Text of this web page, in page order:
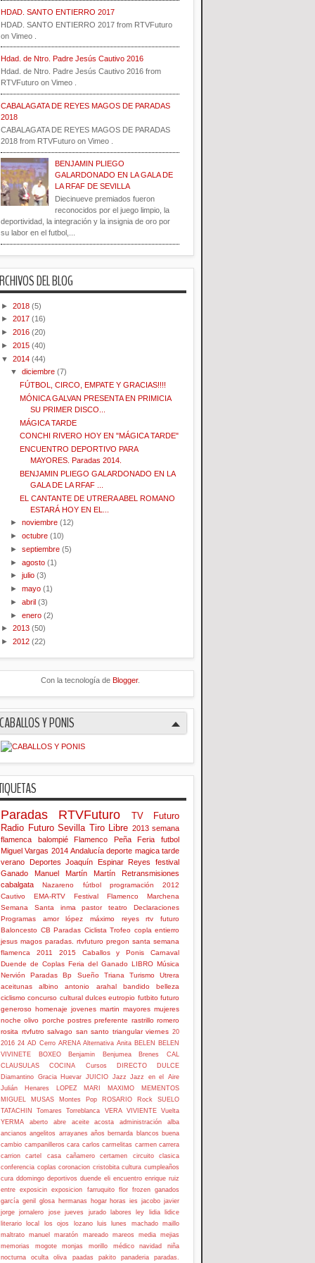
HDAD. SANTO ENTIERRO 2017
HDAD. SANTO ENTIERRO 2017 from RTVFuturo
on Vimeo .
Hdad. de Ntro. Padre Jesús Cautivo 2016
Hdad. de Ntro. Padre Jesús Cautivo 2016 from
RTVFuturo on Vimeo .
CABALAGATA DE REYES MAGOS DE PARADAS
2018
CABALAGATA DE REYES MAGOS DE PARADAS
2018 from RTVFuturo on Vimeo .
BENJAMIN PLIEGO
GALARDONADO EN LA GALA DE
LA RFAF DE SEVILLA
Diecinueve premiados fueron
reconocidos por el juego limpio, la
deportividad, la integración y la insignia de oro por
su labor en el futbol,...
DEL BLOG
► 2018 (5)
► 2017 (16)
► 2016 (20)
► 2015 (40)
▼ 2014 (44)
▼diciembre(7)
FÚTBOL, CIRCO, EMPATE Y GRACIAS!!!!
MÓNICA GALVAN PRESENTA EN PRIMICIA
SU PRIMER DISCO...
MÁGICA TARDE
CONCHI RIVERO HOY EN "MÁGICA TARDE"
ENCUENTRO DEPORTIVO PARA
MAYORES. Paradas 2014.
BENJAMIN PLIEGO GALARDONADO EN LA
GALA DE LA RFAF ...
EL CANTANTE DE UTRERA ABEL ROMANO
ESTARÁ HOY EN EL...
►noviembre(12)
►octubre(10)
►septiembre(5)
►agosto(1)
►julio(3)
►mayo(1)
►abril(3)
►enero(2)
► 2013 (50)
► 2012 (22)
Con la tecnología de Blogger.
CABALLOS Y PONIS
Paradas RTVFuturo
TV Futuro
Radio Futuro Sevilla Tiro Libre 2013 semana
flamenca
balompié Flamenco Peña Feria
futbol
Miguel Vargas 2014 Andalucía deporte magica tarde
verano Deportes Joaquín Espinar Reyes
festival
Ganado
Manuel Martín Martín
Retransmisiones
cabalgata
Nazareno fútbol programación
2012
Cautivo
EMA-RTV Festival Flamenco
Marchena
Semana Santa
inma pastor teatro
Declaraciones
Programas
amor lópez máximo reyes
rtv futuro
Baloncesto CB Paradas Ciclista Trofeo copla entierro
jesus magos paradas. rtvfuturo pregon santa semana
flamenca
2011 2015 Caballos y Ponis
Carnaval
Duende de Coplas Feria del Ganado LIBRO Música
Nervión
Paradas Bp Sueño Triana Turismo
Utrera
aceitunas
albino antonio arahal bandido
belleza
ciclismo concurso cultural dulces eutropio futbito futuro
generoso homenaje jovenes martin mayores mujeres
noche olivo porche postres preferente rastrillo romero
rosita rtvfutro salvago san santo triangular viernes 20
2016 24 AD Cerro ARENA Alternativa Anita BELEN
BELEN
VIVINETE
BOXEO Benjamin Benjumea Brenes
CAL
CLAUSULAS
COCINA Cursos DIRECTO
DULCE
Diamantino Gracia Huevar JUICIO Jazz
Jazz en el Aire
Julián Henares
LOPEZ MARI MAXIMO
MEMENTOS
MIGUEL
MUSAS Montes Pop ROSARIO Rock
SUELO
TATACHIN
Tomares Torreblanca VERA VIVIENTE
Vuelta
YERMA
aberto abre aceite acosta administración
alba
ancianos angelitos arrayanes años bernarda blancos buena
cambio campanilleros cara carlos carmelitas carmen carrera
carrion
cartel casa cañamero certamen circuito
clasica
conferencia coplas coronacion cristobita cultura cumpleaños
cura ddomingo deportivos duende eli encuentro enrique ruiz
entre
exposicin exposicion farruquito flor frozen
ganados
garcía genil glosa hermanas hogar horas ies jacobo javier
jorge
jornalero jose jueves jurado labores ley lidia
lidice
literario
local los ojos lozano luis lunes machado
maillo
maltrato
manuel maratón mareado mareos media
mejias
memorias
mogote monjas morillo médico navidad
niña
nocturna
oculta oliva paadas pakito panaderia paradas.